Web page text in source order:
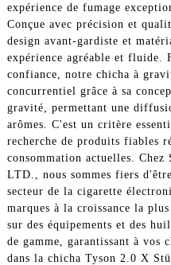
expérience de fumage
Conçue avec précision et
design avant-gardiste et
expérience agréable et fluide.
confiance, notre chicha à
concurrentiel grâce à sa
gravité, permettant une
arômes. C'est un critère
recherche de produits fiables
consommation actuelles. Chez
LTD., nous sommes fiers
secteur de la cigarette
marques à la croissance la
sur des équipements et des
de gamme, garantissant à vos
dans la chicha Tyson 2.0 X